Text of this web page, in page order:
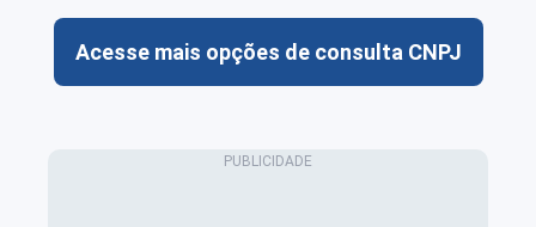
Acesse mais opções de consulta CNPJ